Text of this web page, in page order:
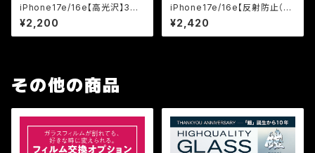
iPhone17e/16e【高光沢】3カ
月保証付き『ガラスフィルム鎧』
平面フルカバー
¥2,200
iPhone17e/16e【反射防止（マ
ット）】3カ月保証付き『ガラスフィ
ルム鎧』平面フルカバー
¥2,420
その他の商品